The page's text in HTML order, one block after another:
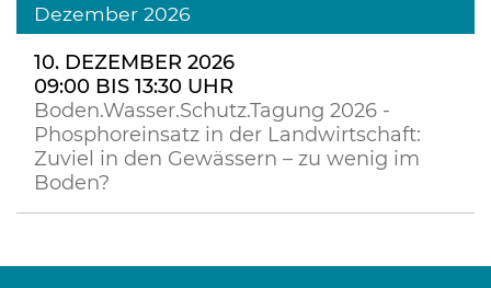
Dezember 2026
10. DEZEMBER 2026
09:00 BIS 13:30 UHR
Boden.Wasser.Schutz.Tagung 2026 -
Phosphoreinsatz in der Landwirtschaft:
Zuviel in den Gewässern – zu wenig im
Boden?